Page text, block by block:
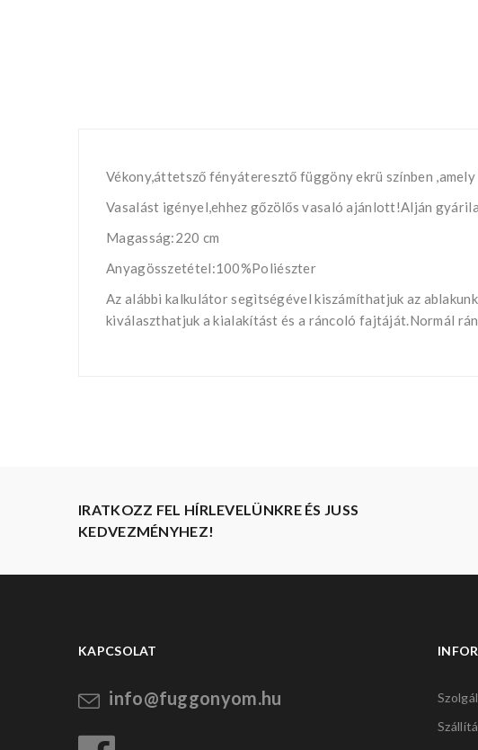
Vékony,áttetsző fényáteresztő függöny ekrü színben
Vasalást igényel,ehhez gőzölős vasaló ajánlott!Alján
Magasság:220 cm
Anyagösszetétel:100%Poliészter
Az alábbi kalkulátor segìtségével kiszámíthatjuk az
kiválaszthatjuk a kialakítást és a ráncoló fajtáját.Normál
IRATKOZZ FEL HÍRLEVELÜNKRE ÉS JUSS
KEDVEZMÉNYHEZ!
KAPCSOLAT
info@fuggonyom.hu